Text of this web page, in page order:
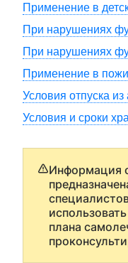
Применение в
При нарушениях
При нарушениях
Применение в
Условия отпуска из
Условия и сроки
Информация
плана